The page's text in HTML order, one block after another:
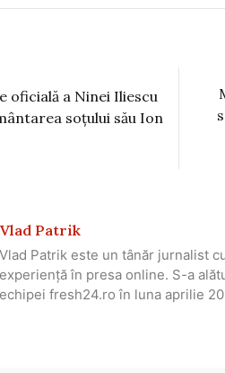
oficială a Ninei Iliescu
soțului său Ion
Vlad Patrik
Vlad Patrik este un tânăr jurnalist
experiență în presa online. S-a
echipei fresh24.ro în luna aprilie